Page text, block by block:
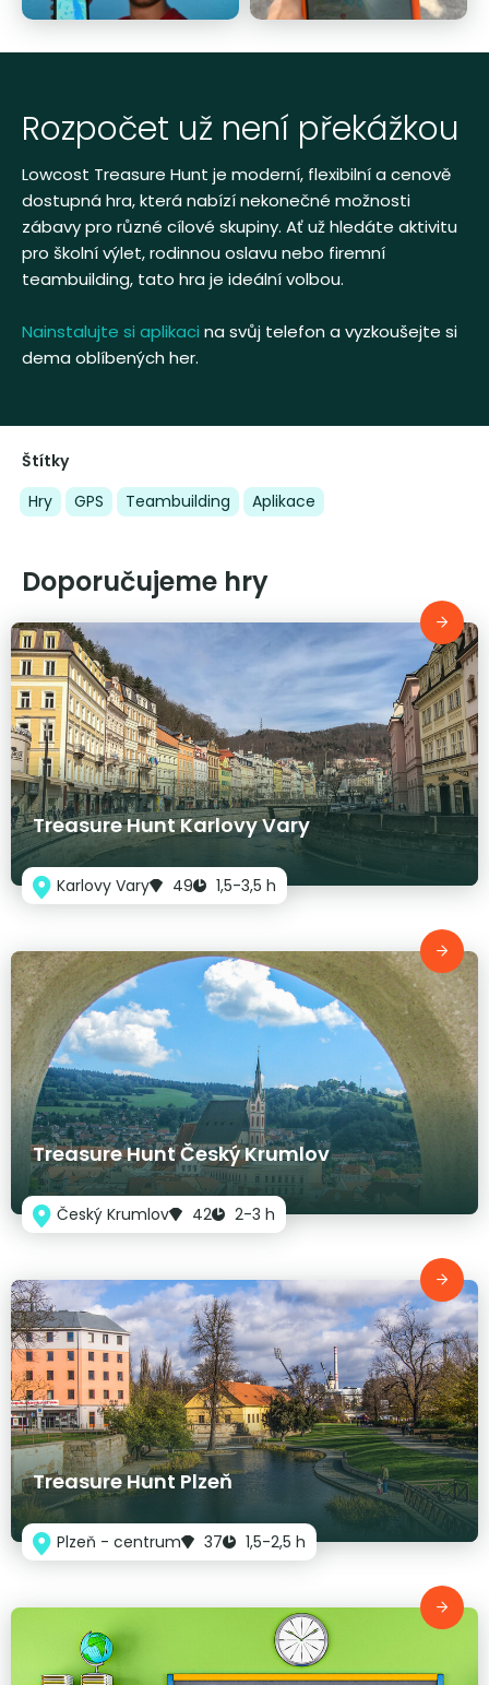
Rozpočet už není překážkou
Lowcost Treasure Hunt je moderní, flexibilní a cenově
dostupná hra, která nabízí nekonečné možnosti
zábavy pro různé cílové skupiny. Ať už hledáte aktivitu
pro školní výlet, rodinnou oslavu nebo firemní
teambuilding, tato hra je ideální volbou.
Nainstalujte si aplikaci na svůj telefon a vyzkoušejte si
dema oblíbených her.
Štítky
Hry
GPS Teambuilding Aplikace
Doporučujeme hry
Treasure Hunt Karlovy Vary
Karlovy Vary 49 1,5-3,5 h
Treasure Hunt Český Krumlov
Český Krumlov 42 2-3 h
Treasure Hunt Plzeň
Plzeň - centrum 37 1,5-2,5 h